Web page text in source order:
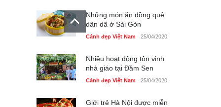
Những món ăn đồng quê
dân dã ở Sài Gòn
Cảnh đẹp Việt Nam 25/04/2020
Nhiều hoạt động tôn vinh
nhà giáo tại Đầm Sen
Cảnh đẹp Việt Nam 25/04/2020
Giới trẻ Hà Nội được miễn